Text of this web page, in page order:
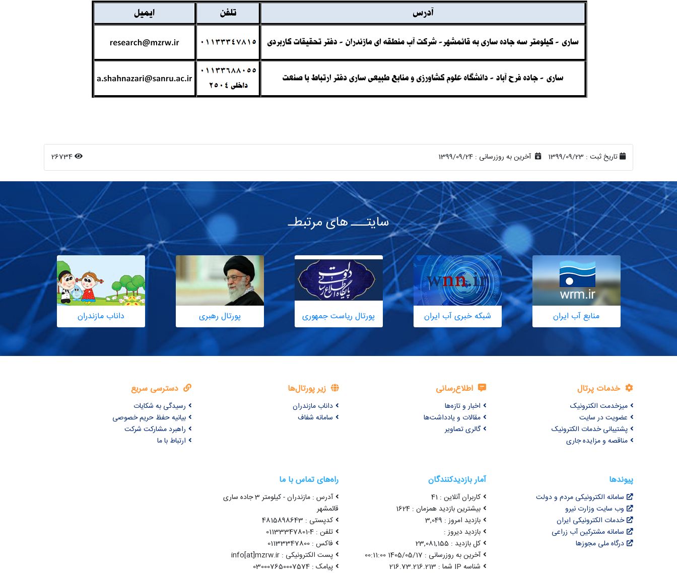
تاریخ ثبت : 1399/09/23 آخرین به روزرسانی : 1399/09/24
26734
سایتـــ های مرتبطـ
منابع آب ایران شبکه خبری آب ایران پورتال ریاست جمهوری پورتال رهبری داناب مازندران
خدمات پرتال
میزخدمت الکترونیک
عضویت در سایت
پشتیبانی خدمات الکترونیک
مناقصه و مزایده جاری
اطلاع‌رسانی
اخبار و تازه‌ها
مقالات و یادداشت‌ها
گالری تصاویر
زیر پورتال‌ها
داناب مازندران
سامانه شفاف
دسترسی سریع
رسیدگی به شکایات
بیانیه حفظ حریم خصوصی
راهبرد مشارکت شرکت
ارتباط با ما
پیوندها
سامانه الکترونیکی مردم و دولت
وب سایت وزارت نیرو
خدمات الکترونیکی ایران
سامانه مشترکین آب زراعی
درگاه ملی مجوزها
آمار بازدیدکنندگان
کاربران آنلاین : 41
بیشترین بازدید همزمان : 1624
بازدید امروز : 3,049
بازدید دیروز :
کل بازدید : 23,081,155
آخرین به روزرسانی : 1405/05/17 00:11:00
شناسه IP شما : 216.73.216.213
راه‌های تماس با ما
آدرس : مازندران - کیلومتر 3 جاده ساری
قائمشهر
کدپستی : 4815898643
تلفن : 4-01133347801
فاکس : 01133347800
پست الکترونیکی : info[at]mzrw.ir
پیامک : 030007650007574